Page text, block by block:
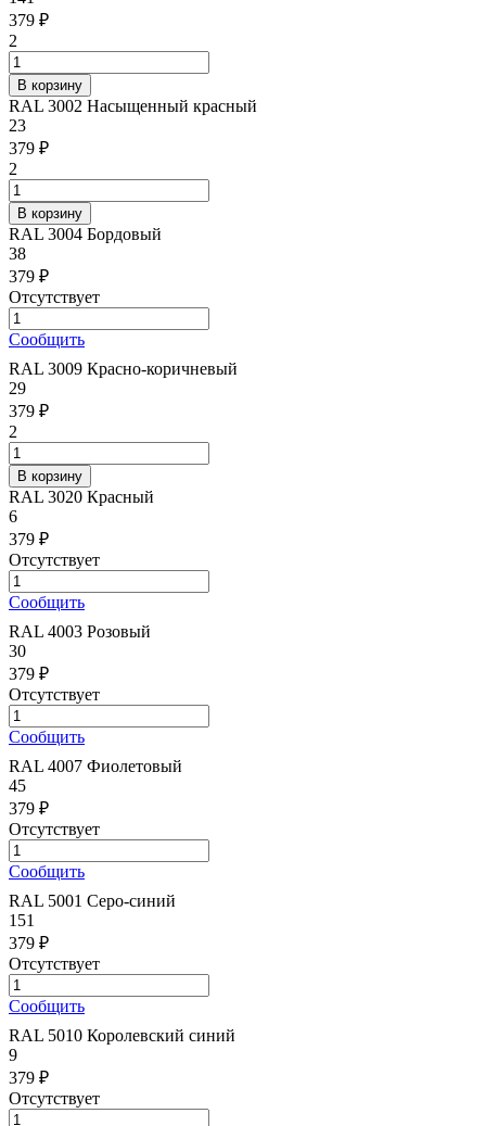
379 ₽
2
RAL 3002 Насыщенный красный
23
379 ₽
2
RAL 3004 Бордовый
38
379 ₽
Отсутствует
Сообщить
RAL 3009 Красно-коричневый
29
379 ₽
2
RAL 3020 Красный
6
379 ₽
Отсутствует
Сообщить
RAL 4003 Розовый
30
379 ₽
Отсутствует
Сообщить
RAL 4007 Фиолетовый
45
379 ₽
Отсутствует
Сообщить
RAL 5001 Серо-синий
151
379 ₽
Отсутствует
Сообщить
RAL 5010 Королевский синий
9
379 ₽
Отсутствует